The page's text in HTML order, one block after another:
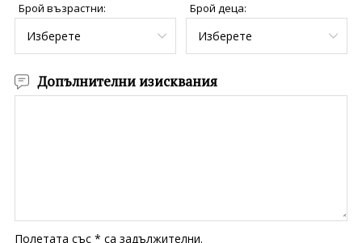
Брой възрастни: Брой деца:
Допълнителни изисквания
Полетата със * са задължителни.